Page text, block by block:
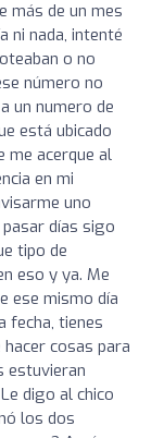
más de un mes
ni nada, intenté
o no
número no
un numero de
está ubicado
me acerque al
en mi
uno
días sigo
tipo de
eso y ya. Me
ese mismo día
fecha, tienes
cosas para
estuvieran
digo al chico
los dos